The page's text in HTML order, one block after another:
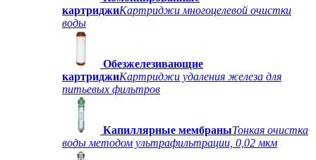
картриджиКартриджи многоцелевой очистки
воды
Обезжелезивающие
картриджиКартриджи удаления железа для
питьевых фильтров
Капиллярные мембраныТонкая очистка
воды методом ультрафильтрации, 0,02 мкм